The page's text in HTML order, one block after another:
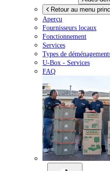
Retour au menu
Aperçu
Fournisseurs locaux
Fonctionnement
Services
Types de
U-Box - Services
FAQ